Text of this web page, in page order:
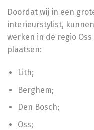
Doordat wij in een
interieurstylist,
werken in de regio
plaatsen:
Lith;
Berghem;
Den Bosch;
Oss;